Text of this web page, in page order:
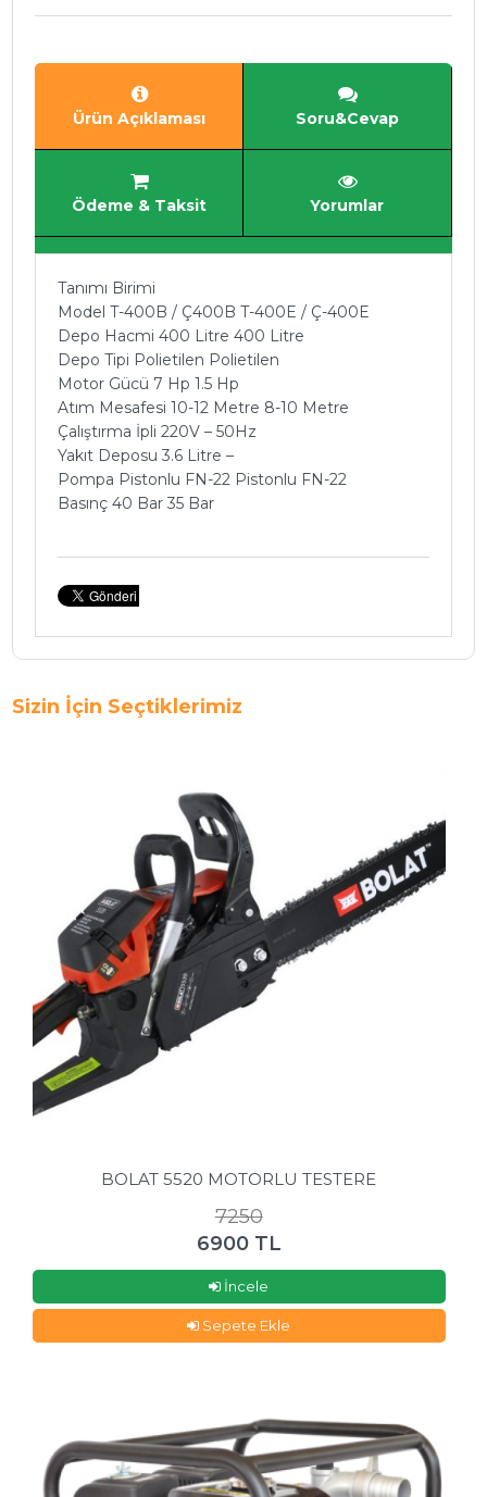
Ürün Açıklaması Soru&Cevap
Ödeme & Taksit Yorumlar
Tanımı Birimi
Model T-400B / Ç400B T-400E / Ç-400E
Depo Hacmi 400 Litre 400 Litre
Depo Tipi Polietilen Polietilen
Motor Gücü 7 Hp 1.5 Hp
Atım Mesafesi 10-12 Metre 8-10 Metre
Çalıştırma İpli 220V – 50Hz
Yakıt Deposu 3.6 Litre –
Pompa Pistonlu FN-22 Pistonlu FN-22
Basınç 40 Bar 35 Bar
Sizin İçin Seçtiklerimiz
BOLAT 5520 MOTORLU TESTERE
7250
6900 TL
İncele
Sepete Ekle